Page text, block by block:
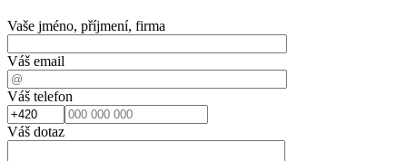
Vaše jméno, příjmení, firma
Váš email
Váš telefon
Váš dotaz